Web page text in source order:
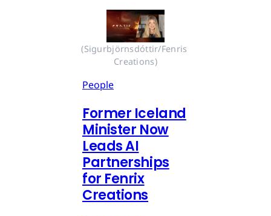
(Sigurbjörnsdóttir/Fenris
Creations)
People
Former Iceland
Minister Now
Leads AI
Partnerships
for Fenrix
Creations